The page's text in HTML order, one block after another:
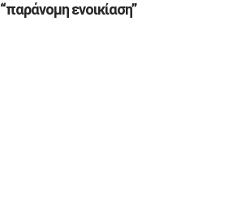
“παράνομη ενοικίαση”